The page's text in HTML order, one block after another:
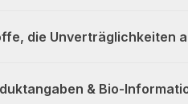
die Unverträglichkeiten
& Bio-